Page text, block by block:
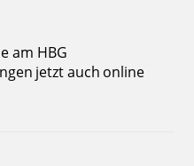
am HBG
jetzt auch online